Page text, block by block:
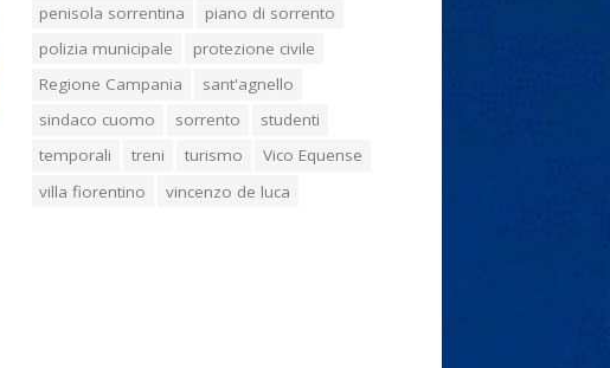
penisola sorrentina
piano di sorrento
polizia municipale
protezione civile
Regione Campania
sant'agnello
sindaco cuomo
sorrento
studenti
temporali
treni turismo
Vico Equense
villa fiorentino
vincenzo de luca